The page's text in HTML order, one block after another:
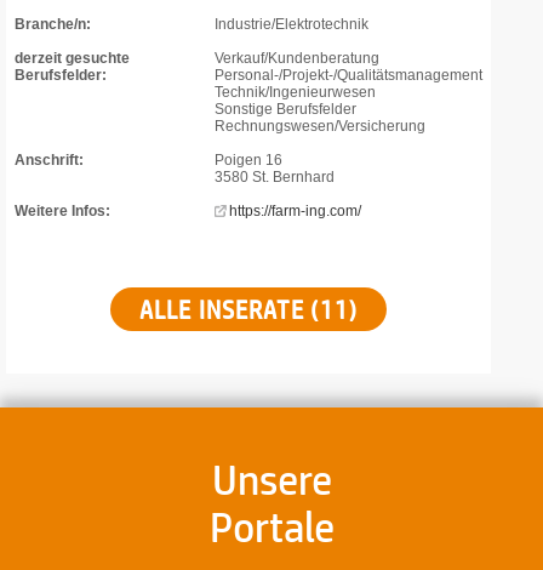
Branche/n:
Industrie/Elektrotechnik
derzeit gesuchte
Berufsfelder:
Verkauf/Kundenberatung
Personal-/Projekt-/Qualitätsmanagement
Technik/Ingenieurwesen
Sonstige Berufsfelder
Rechnungswesen/Versicherung
Anschrift:
Poigen 16
3580 St. Bernhard
Weitere Infos:
https://farm-ing.com/
ALLE INSERATE (11)
Unsere
Portale